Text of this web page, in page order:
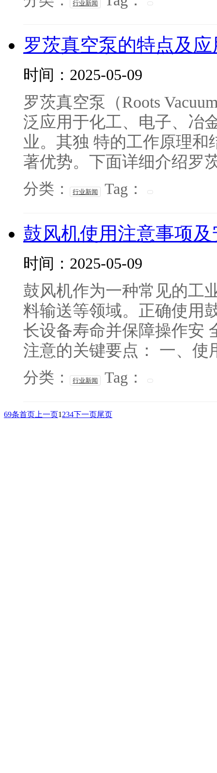
行业新闻
罗茨真空泵的特点及
时间：2025-05-09
罗茨真空泵（Roots
泛应用于化工、电子、冶
业。其独 特的工作原理和
著优势。下面详细介绍罗
分类： 行业新闻 Tag：
鼓风机使用注意事项
时间：2025-05-09
鼓风机作为一种常见的工
料输送等领域。正确使用
长设备寿命并保障操作安
注意的关键要点： 一、使
分类： 行业新闻 Tag：
69条首页 上一页1 234下一页尾页